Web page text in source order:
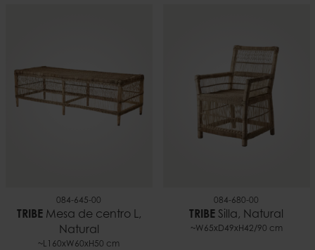
084-645-00
TRIBEMesa de centro L,
Natural
~L160xW60xH50 cm
084-680-00
TRIBE Silla, Natural
~W65xD49xH42/90 cm